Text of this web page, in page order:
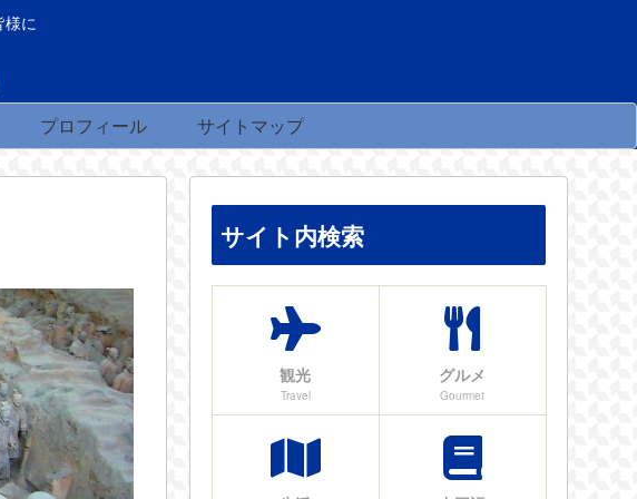
様に
プロフィール サイトマップ
サイト内検索
観光
Travel
グルメ
Gourmet